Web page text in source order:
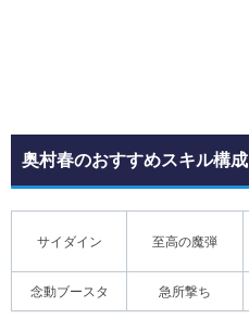
奥村春のおすすめスキル構成
サイダイン 至高の魔弾
念動ブースタ 急所撃ち